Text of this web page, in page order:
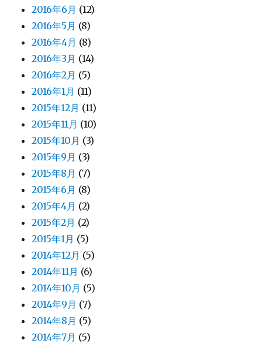
2016年6月 (12)
2016年5月 (8)
2016年4月 (8)
2016年3月 (14)
2016年2月 (5)
2016年1月 (11)
2015年12月 (11)
2015年11月 (10)
2015年10月 (3)
2015年9月 (3)
2015年8月 (7)
2015年6月 (8)
2015年4月 (2)
2015年2月 (2)
2015年1月 (5)
2014年12月 (5)
2014年11月 (6)
2014年10月 (5)
2014年9月 (7)
2014年8月 (5)
2014年7月 (5)